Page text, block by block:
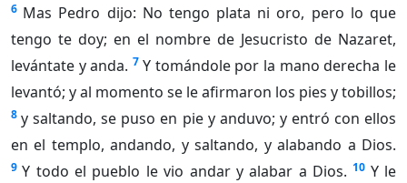
6 Mas Pedro dijo: No tengo plata ni oro, pero lo que
tengo te doy; en el nombre de Jesucristo de Nazaret,
levántate y anda. 7 Y tomándole por la mano derecha le
levantó; y al momento se le afirmaron los pies y tobillos;
8 y saltando, se puso en pie y anduvo; y entró con ellos
en el templo, andando, y saltando, y alabando a Dios.
9 Y todo el pueblo le vio andar y alabar a Dios. 10 Y le